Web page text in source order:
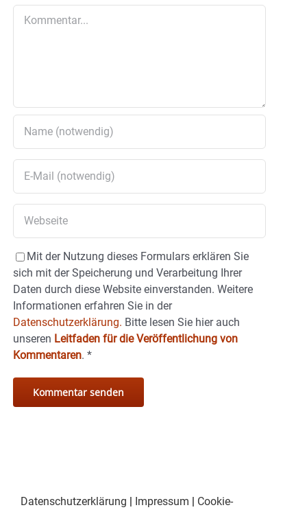
Mit der Nutzung dieses Formulars erklären Sie
sich mit der Speicherung und Verarbeitung Ihrer
Daten durch diese Website einverstanden. Weitere
Informationen erfahren Sie in der
Datenschutzerklärung. Bitte lesen Sie hier auch
unseren Leitfaden für die Veröffentlichung von
Kommentaren. *
Datenschutzerklärung | Impressum | Cookie-